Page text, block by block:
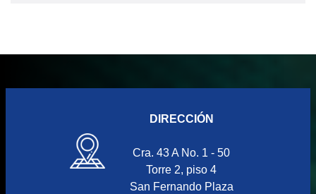
DIRECCIÓN
Cra. 43 A No. 1 - 50
Torre 2, piso 4
San Fernando Plaza